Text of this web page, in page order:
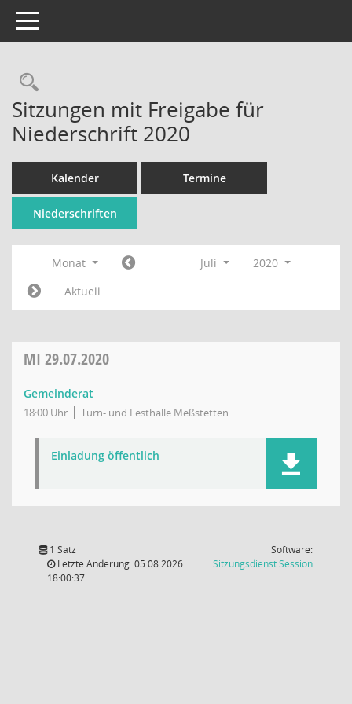
Toggle navigation
Rechercheauswahl
Sitzungen mit Freigabe für
Niederschrift 2020
Kalender Termine
Niederschriften
Monat Juli
2020
Aktuell
MI 29.07.2020
Gemeinderat
18:00 Uhr Turn- und Festhalle Meßstetten
Einladung öffentlich
1 Satz
Letzte Änderung: 05.08.2026
18:00:37
Software:
SitzungsdienstSession(Wird in